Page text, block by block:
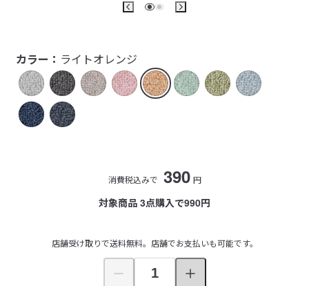
カラー： ライトオレンジ
消費税込みで 390 円
対象商品 3点購入で990円
店舗受け取りで送料無料。店舗でお支払いも可能です。